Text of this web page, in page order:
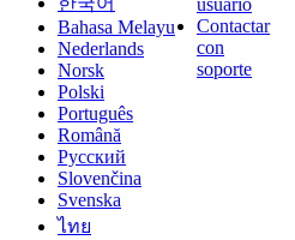
Bahasa Melayu
Nederlands
Norsk
Polski
Português
Română
Русский
Slovenčina
Svenska
ไทย
usuario
Contactar
con
soporte